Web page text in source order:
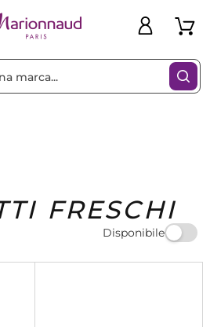
Regalo
FRESCHI
Disponibile
Filtra